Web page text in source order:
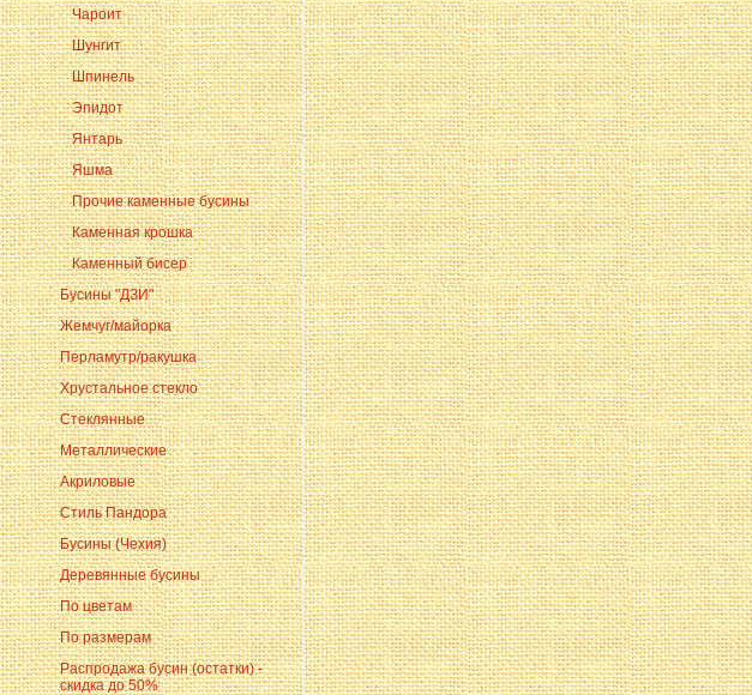
Чароит
Шунгит
Шпинель
Эпидот
Янтарь
Яшма
Прочие каменные бусины
Каменная крошка
Каменный бисер
Бусины "ДЗИ"
Жемчуг/майорка
Перламутр/ракушка
Хрустальное стекло
Стеклянные
Металлические
Акриловые
Стиль Пандора
Бусины (Чехия)
Деревянные бусины
По цветам
По размерам
Распродажа бусин (остатки) -
скидка до 50%